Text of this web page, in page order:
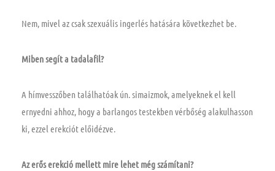
Nem, mivel az csak szexuális ingerlés hatására következhet be.
Miben segít a tadalafil?
A hímvesszőben találhatóak ún. simaizmok, amelyeknek el kell
ernyedni ahhoz, hogy a barlangos testekben vérbőség alakulhasson
ki, ezzel erekciót előidézve.
Az erős erekció mellett mire lehet még számítani?